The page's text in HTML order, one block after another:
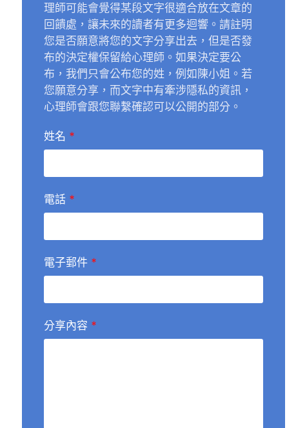
理師可能會覺得某段文字很適合放在文章的
回饋處，讓未來的讀者有更多迴響。請註明
您是否願意將您的文字分享出去，但是否發
布的決定權保留給心理師。如果決定要公
布，我們只會公布您的姓，例如陳小姐。若
您願意分享，而文字中有牽涉隱私的資訊，
心理師會跟您聯繫確認可以公開的部分。
姓名 *
電話 *
電子郵件 *
分享內容 *